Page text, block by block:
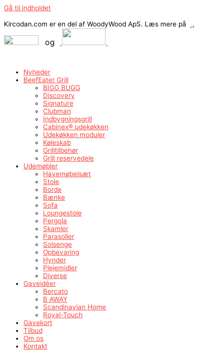
Gå til indholdet
Kircodan.com er en del af WoodyWood ApS. Læs mere på ,
og
Nyheder
BeefEater Grill
BIGG BUGG
Discovery
Signature
Clubman
Indbygningsgrill
Cabinex® udekøkken
Udekøkken moduler
Køleskab
Grilltilbehør
Grill reservedele
Udemøbler
Havemøbelsæt
Stole
Borde
Bænke
Sofa
Loungestole
Pergola
Skamler
Parasoller
Solsenge
Opbevaring
Hynder
Plejemidler
Diverse
Gaveidéer
Bercato
B AWAY
Scandinavian Home
Royal-Touch
Gavekort
Tilbud
Om os
Kontakt